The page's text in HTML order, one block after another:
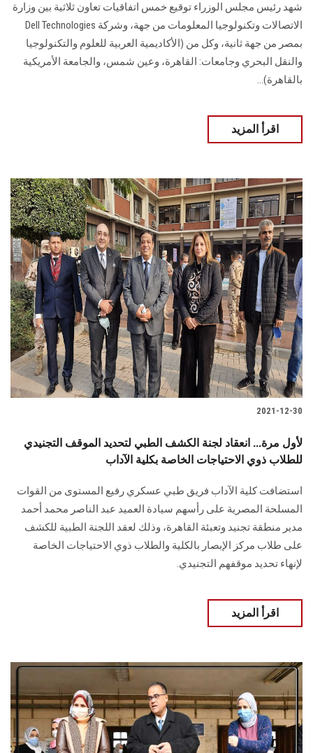
الزائـرون
سجل الان
شهد رئيس مجلس الوزراء توقيع خمس اتفاقيات تعاون ثلاثية بين وزارة
الاتصالات وتكنولوجيا المعلومات من جهة، وشركة Dell Technologies
بمصر من جهة ثانية، وكل من (الأكاديمية العربية للعلوم والتكنولوجيا
والنقل البحري وجامعات: القاهرة، وعين شمس، والجامعة الأمريكية
بالقاهرة)...
اقرأ المزيد
2021-12-30
لأول مرة... انعقاد لجنة الكشف الطبي لتحديد الموقف التجنيدي
للطلاب ذوي الاحتياجات الخاصة بكلية الآداب
استضافت كلية الآداب فريق طبي عسكري رفيع المستوى من القوات
المسلحة المصرية على رأسهم سيادة العميد عبد الناصر محمد أحمد
مدير منطقة تجنيد وتعبئة القاهرة، وذلك لعقد اللجنة الطبية للكشف
على طلاب مركز الإبصار بالكلية والطلاب ذوي الاحتياجات الخاصة
لإنهاء تحديد موقفهم التجنيدي.
اقرأ المزيد